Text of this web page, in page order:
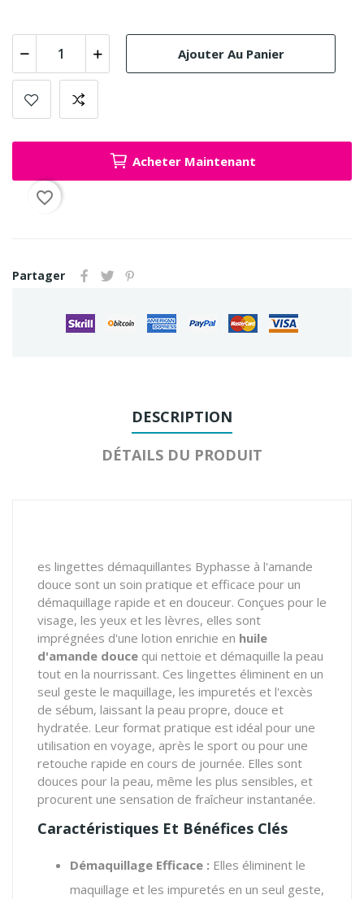
Ajouter Au Panier
Acheter Maintenant
favorite_border
Partager
DESCRIPTION
DÉTAILS DU PRODUIT
es lingettes démaquillantes Byphasse à l'amande
douce sont un soin pratique et efficace pour un
démaquillage rapide et en douceur. Conçues pour le
visage, les yeux et les lèvres, elles sont
imprégnées d'une lotion enrichie en huile
d'amande douce qui nettoie et démaquille la peau
tout en la nourrissant. Ces lingettes éliminent en un
seul geste le maquillage, les impuretés et l'excès
de sébum, laissant la peau propre, douce et
hydratée. Leur format pratique est idéal pour une
utilisation en voyage, après le sport ou pour une
retouche rapide en cours de journée. Elles sont
douces pour la peau, même les plus sensibles, et
procurent une sensation de fraîcheur instantanée.
Caractéristiques Et Bénéfices Clés
Démaquillage Efficace : Elles éliminent le
maquillage et les impuretés en un seul geste,